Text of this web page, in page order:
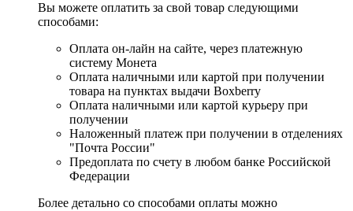
Вы можете оплатить за свой товар следующими
способами:
Оплата он-лайн на сайте, через платежную
систему Монета
Оплата наличными или картой при получении
товара на пунктах выдачи Boxberry
Оплата наличными или картой курьеру при
получении
Наложенный платеж при получении в отделениях
"Почта России"
Предоплата по счету в любом банке Российской
Федерации
Более детально со способами оплаты можно